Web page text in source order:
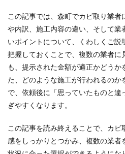
この記事では、森町でカビ取り業
や内訳、施工内容の違い、そして業
いポイントについて、くわしくご説
把握しておくことで、複数の業者に
も、提示された金額が適正かどうか
た、どのような施工が行われるのか
で、依頼後に「思っていたものと
ぎやすくなります。
この記事を読み終えることで、カ
感をしっかりとつかみ、複数の業者